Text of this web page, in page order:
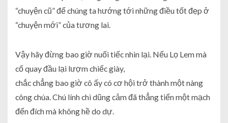
“chuyện cũ” để chúng ta hướng tới những điều tốt đẹp ở
“chuyện mới” của tương lai.
Vậy hãy đừng bao giờ nuối tiếc nhìn lại. Nếu Lọ Lem mà
cố quay đầu lại lượm chiếc giày,
chắc chẳng bao giờ cô ấy có cơ hội trở thành một nàng
công chúa. Chú lính chì dũng cảm đã thẳng tiến một mạch
đến đích mà không hề do dự.